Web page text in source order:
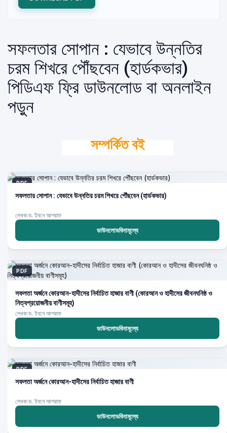
সফলতার সোপান : যেভাবে উন্নতির
চরম শিখরে পৌঁছবেন (হার্ডকভার)
পিডিএফ ফ্রি ডাউনলোড বা অনলাইন
পড়ুন
সম্পর্কিত বই
PDF
সফলতার সোপান : যেভাবে উন্নতির চরম শিখরে পৌঁছবেন (হার্ডকভার)
লেখক:ড. ইবনে আশরাফ
ডাউনলোডবিনামূল্যে
PDF
সফলতা অর্জনে কোরআন-হাদীসের নির্বাচিত হাজার বাণী (কোরআন ও হাদীসের জীবনঘনিষ্ঠ ও
নিত্যপ্রয়োজনীয় বাণীসমূহ)
লেখক:ড. ইবনে আশরাফ
ডাউনলোডবিনামূল্যে
PDF
সফলতা অর্জনে কোরআন-হাদীসের নির্বাচিত হাজার বাণী
লেখক:ড. ইবনে আশরাফ
ডাউনলোডবিনামূল্যে